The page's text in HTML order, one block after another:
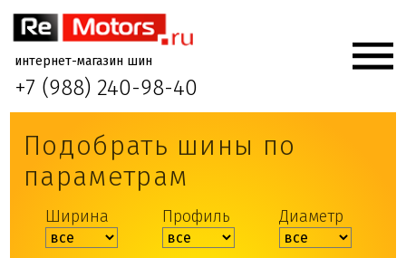
интернет-магазин шин
+7 (988) 240-98-40
Подобрать шины по
параметрам
Ширина Профиль Диаметр